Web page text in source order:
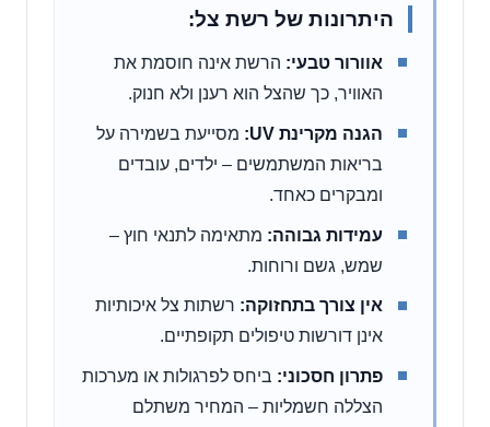
היתרונות של רשת צל:
אוורור טבעי: הרשת אינה חוסמת את
האוויר, כך שהצל הוא רענן ולא חנוק.
הגנה מקרינת UV:
מסייעת בשמירה על
בריאות המשתמשים – ילדים, עובדים
ומבקרים כאחד.
עמידות גבוהה: מתאימה לתנאי חוץ –
שמש, גשם ורוחות.
אין צורך בתחזוקה: רשתות צל איכותיות
אינן דורשות טיפולים תקופתיים.
פתרון חסכוני: ביחס לפרגולות או מערכות
הצללה חשמליות – המחיר משתלם